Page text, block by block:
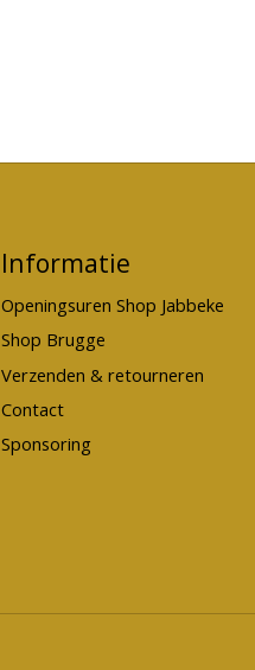
Informatie
Openingsuren Shop Jabbeke
Shop Brugge
Verzenden & retourneren
Contact
Sponsoring